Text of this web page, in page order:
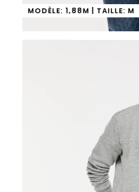
MODÈLE: 1,88M | TAILLE: M